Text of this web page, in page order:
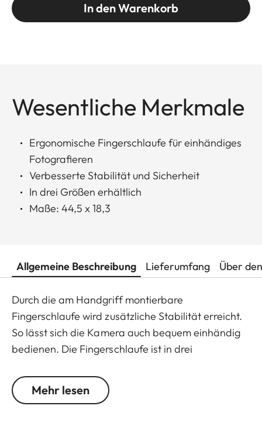
In den Warenkorb
Wesentliche Merkmale
Ergonomische Fingerschlaufe für einhändiges
Fotografieren
Verbesserte Stabilität und Sicherheit
In drei Größen erhältlich
Maße: 44,5 x 18,3
Allgemeine Beschreibung Lieferumfang Über
Durch die am Handgriff montierbare
Fingerschlaufe wird zusätzliche Stabilität erreicht.
So lässt sich die Kamera auch bequem einhändig
bedienen. Die Fingerschlaufe ist in drei
Mehr lesen